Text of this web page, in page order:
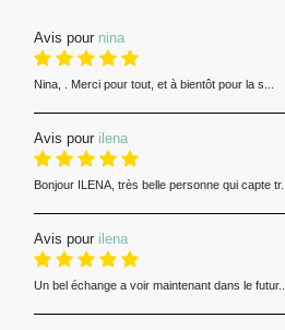
Avis pour nina
Nina, . Merci pour tout, et à bientôt pour la s...
Avis pour ilena
Bonjour ILENA, très belle personne qui capte tr...
Avis pour ilena
Un bel échange a voir maintenant dans le futur...